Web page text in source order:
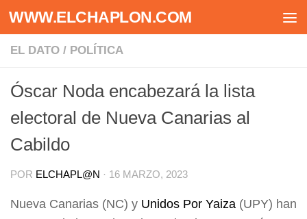
Saltar al contenido
WWW.ELCHAPLON.COM
EL DATO / POLÍTICA
Óscar Noda encabezará la lista
electoral de Nueva Canarias al
Cabildo
POR ELCHAPL@N · 16 MARZO, 2023
Nueva Canarias (NC) y Unidos Por Yaiza (UPY) han